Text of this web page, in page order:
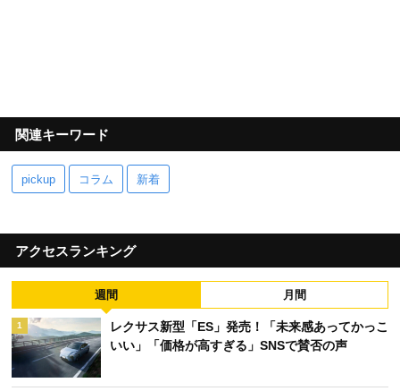
関連キーワード
pickup コラム 新着
アクセスランキング
週間 月間
1
レクサス新型「ES」発売！「未来感あってかっこ
いい」「価格が高すぎる」SNSで賛否の声